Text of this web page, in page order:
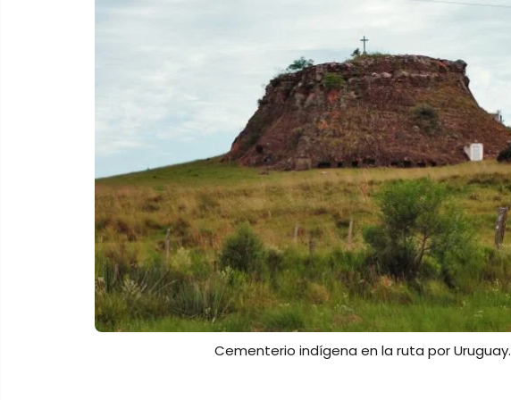
Cementerio indígena en la ruta por Uruguay.